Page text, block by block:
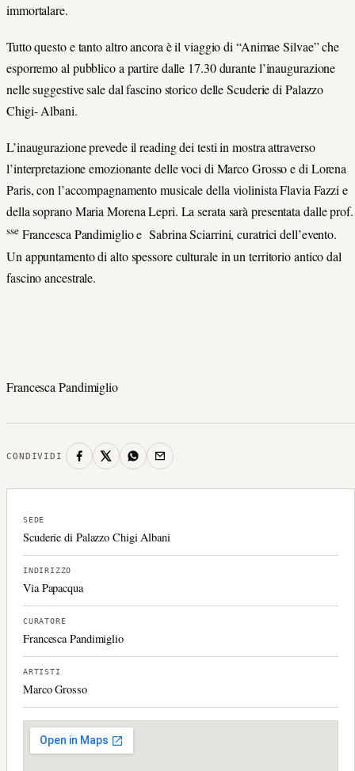
immortalare.
Tutto questo e tanto altro ancora è il viaggio di “Animae Silvae” che
esporremo al pubblico a partire dalle 17.30 durante l’inaugurazione
nelle suggestive sale dal fascino storico delle Scuderie di Palazzo
Chigi- Albani.
L’inaugurazione prevede il reading dei testi in mostra attraverso
l’interpretazione emozionante delle voci di Marco Grosso e di Lorena
Paris, con l’accompagnamento musicale della violinista Flavia Fazzi e
della soprano Maria Morena Lepri. La serata sarà presentata dalle prof.
sseFrancesca Pandimiglio e Sabrina Sciarrini, curatrici dell’evento.
Un appuntamento di alto spessore culturale in un territorio antico dal
fascino ancestrale.
Francesca Pandimiglio
CONDIVIDI
SEDE
Scuderie di Palazzo Chigi Albani
INDIRIZZO
Via Papacqua
CURATORE
Francesca Pandimiglio
ARTISTI
Marco Grosso